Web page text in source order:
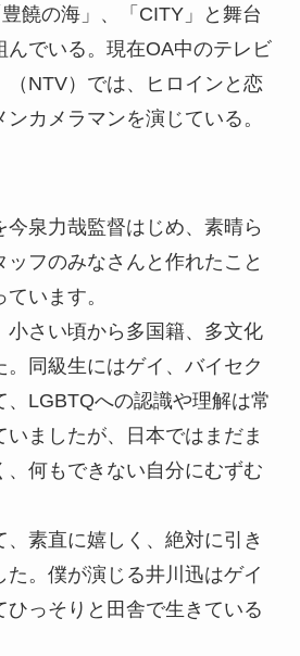
饒の海」、「CITY」と舞台
んでいる。現在OA中のテレビ
（NTV）では、ヒロインと恋
カメラマンを演じている。
今泉力哉監督はじめ、素晴ら
ッフのみなさんと作れたこと
います。
小さい頃から多国籍、多文化
。同級生にはゲイ、バイセク
、LGBTQへの認識や理解は常
ましたが、日本ではまだま
、何もできない自分にむずむ
素直に嬉しく、絶対に引き
た。僕が演じる井川迅はゲイ
ひっそりと田舎で生きている